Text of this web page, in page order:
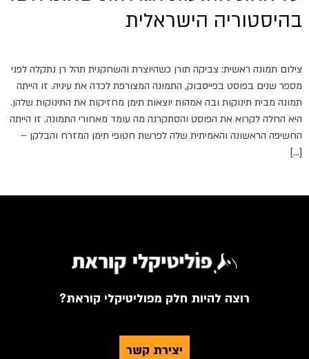
בהיסטוריה הישראלית
צילום תמונה ראשית: צביקה תורן כשהיוצרת והשחקנית תהל רן נתקלה לפני
מספר שנים בפוסט בפייסבוק, התמונה המצורפת לכדה את עיניה. זו הייתה
תמונה מבית תינוקות ובה אמהות יוצאות תימן מחזיקות את התינוקות שלהן.
היא החלה לקרוא את הפוסט והסתקרנה מה עומד מאחורי התמונה. זו הייתה
החשיפה הראשונה והאמיתית שלה לפרשת חטופי תימן המזרח והבלקן –
[…]
רוצה להיות חלק מפוליטיקלי קוראת?
יצירת קשר